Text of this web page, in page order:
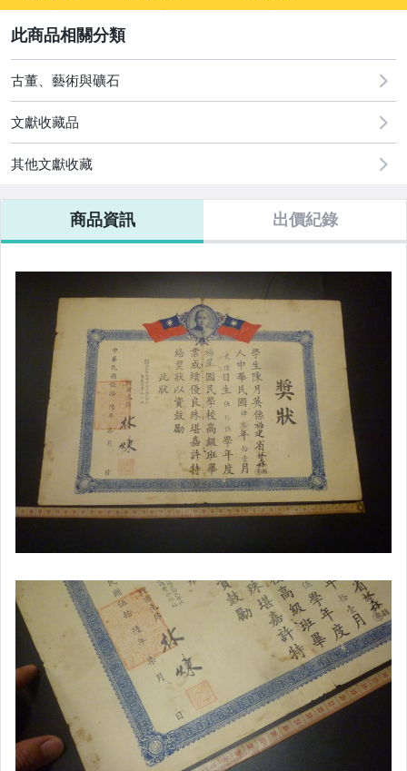
古董、藝術與礦石
玩具、模型與公仔
古董、藝術與礦石
文獻收藏品
其他文獻收藏
商品資訊 出價紀錄